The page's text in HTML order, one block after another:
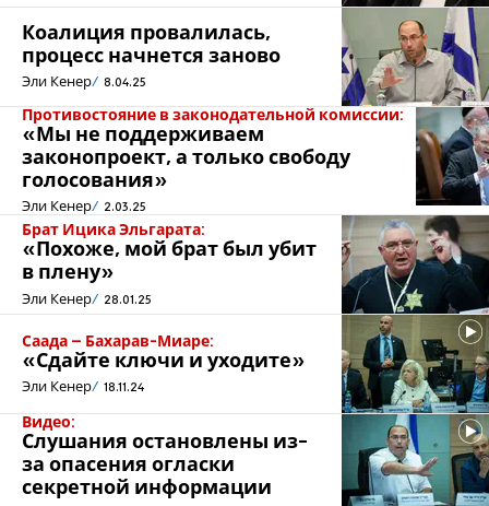
Коалиция провалилась,
процесс начнется заново
Эли Кенер 8.04.25
Противостояние в законодательной комиссии:
«Мы не поддерживаем
законопроект, а только свободу
голосования»
Эли Кенер 2.03.25
Брат Ицика Эльгарата:
«Похоже, мой брат был убит
в плену»
Эли Кенер 28.01.25
Саада – Бахарав-Миаре:
«Сдайте ключи и уходите»
Эли Кенер 18.11.24
Видео:
Слушания остановлены из-
за опасения огласки
секретной информации